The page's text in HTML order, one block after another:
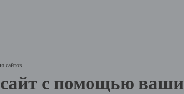
сайтов
с помощью